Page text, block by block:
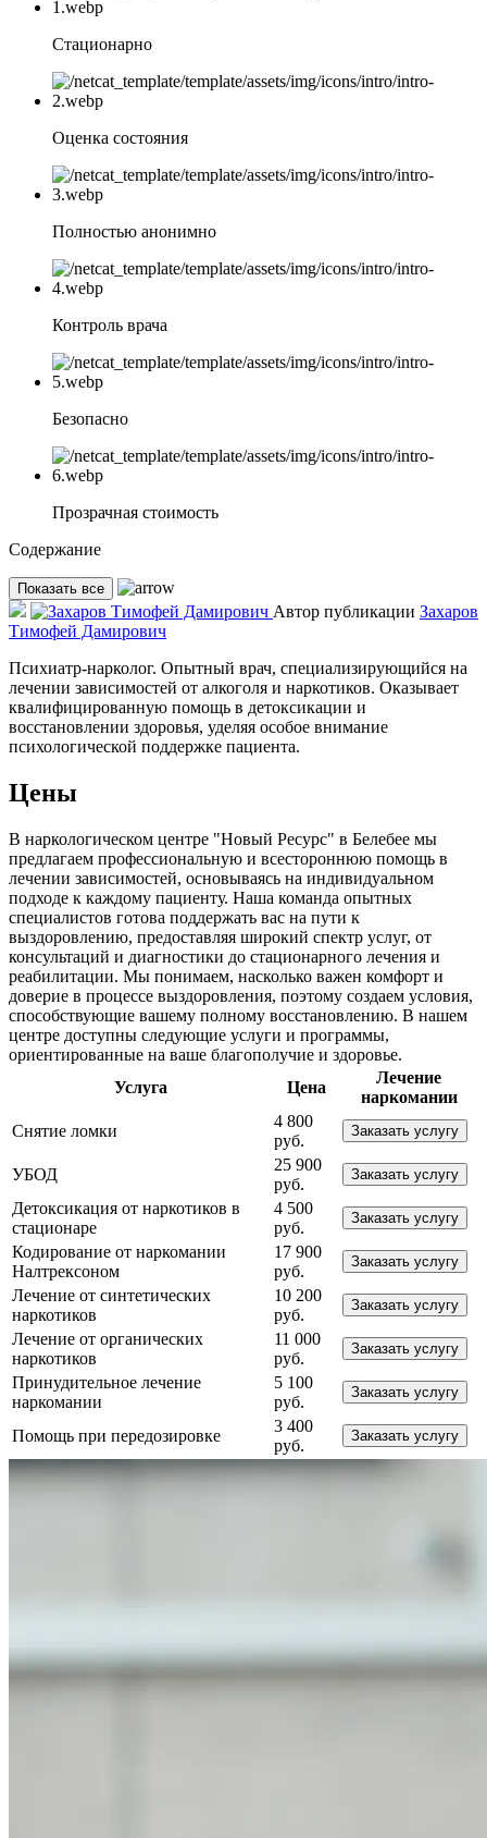
Стационарно
Оценка состояния
Полностью анонимно
Контроль врача
Безопасно
Прозрачная стоимость
Содержание
Показать все
Автор публикации Захаров
Тимофей Дамирович
Психиатр-нарколог. Опытный врач, специализирующийся на
лечении зависимостей от алкоголя и наркотиков. Оказывает
квалифицированную помощь в детоксикации и
восстановлении здоровья, уделяя особое внимание
психологической поддержке пациента.
Цены
В наркологическом центре "Новый Ресурс" в Белебее мы
предлагаем профессиональную и всестороннюю помощь в
лечении зависимостей, основываясь на индивидуальном
подходе к каждому пациенту. Наша команда опытных
специалистов готова поддержать вас на пути к
выздоровлению, предоставляя широкий спектр услуг, от
консультаций и диагностики до стационарного лечения и
реабилитации. Мы понимаем, насколько важен комфорт и
доверие в процессе выздоровления, поэтому создаем условия,
способствующие вашему полному восстановлению. В нашем
центре доступны следующие услуги и программы,
ориентированные на ваше благополучие и здоровье.
Услуга
Цена
Лечение
наркомании
Снятие ломки
4 800
руб.
Заказать услугу
УБОД
25 900
руб.
Заказать услугу
Детоксикация от наркотиков в
стационаре
4 500
руб.
Заказать услугу
Кодирование от наркомании
Налтрексоном
17 900
руб.
Заказать услугу
Лечение от синтетических
наркотиков
10 200
руб.
Заказать услугу
Лечение от органических
наркотиков
11 000
руб.
Заказать услугу
Принудительное лечение
наркомании
5 100
руб.
Заказать услугу
Помощь при передозировке
3 400
руб.
Заказать услугу